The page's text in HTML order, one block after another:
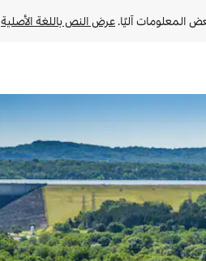
المعلومات آليًا. عرض النص باللغة الأصلية